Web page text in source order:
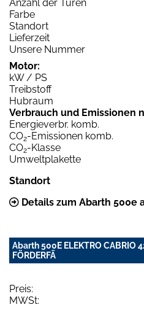
Anzahl der Türen
Farbe
Standort
Lieferzeit
Unsere Nummer
Motor:
kW / PS
Treibstoff
Hubraum
Verbrauch und Emissionen
Energieverbr. komb.
CO2-Emissionen komb.
CO2-Klasse
Umweltplakette
Standort
Details zum Abarth 500e
Abarth 500E ELEKTRO CABRIO
FÖRDERFÄ
Preis:
MWSt: